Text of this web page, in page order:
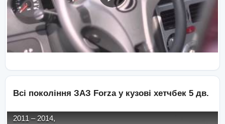
Всі покоління ЗАЗ Forza у кузові хетчбек 5 дв.
2011 – 2014,